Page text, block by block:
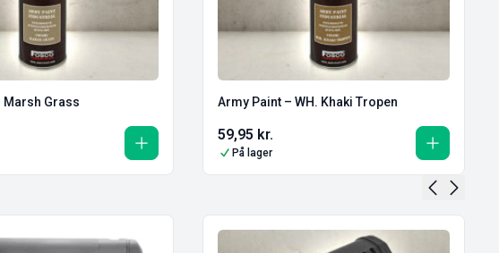
Marsh Grass Army Paint – WH. Khaki Tropen
59,95 kr.
På lager